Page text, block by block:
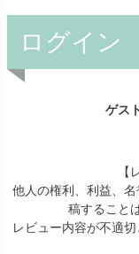
ログイン
ゲス
【
他人の権利、利益、
稿すること
レビュー内容が不適